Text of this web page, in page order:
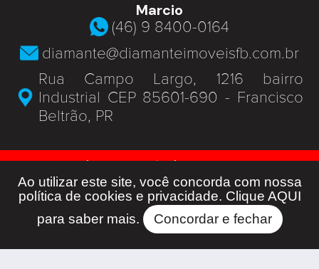
Ao utilizar este site, você concorda com nossa
política de cookies e privacidade. Clique AQUI
para saber mais.
Concordar e fechar
Marcio
(46) 9 8400-0164
diamante@diamanteimoveisfb.com.br
Rua Campo Largo, 1216 bairro
Industrial CEP 85601-690 - Francisco
Beltrão, PR
© Diamante Imóveis - J 06369 -
Todos os Direitos Reservados -
Developed by